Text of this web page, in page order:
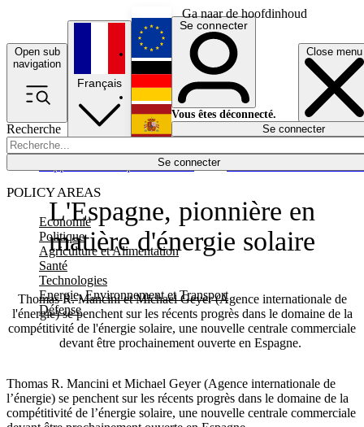
Ga naar de hoofdinhoud
Open sub
navigation
Close menu
Recherche
Se connecter
POLICY AREAS
Economie
Politique
Agriculture et Alimentation
Santé
Technologies
Energie, Environnement et Transport
Défense
Économie
Français
English
Deutsch
Español
Se connecter
Vous êtes déconnecté.
Se connecter
L'Espagne, pionnière en
matière d'énergie solaire
Thomas R. Mancini et Michael Geyer (Agence internationale de
l'énergie) se penchent sur les récents progrès dans le domaine de la
compétitivité de l'énergie solaire, une nouvelle centrale commerciale
devant être prochainement ouverte en Espagne.
Thomas R. Mancini et Michael Geyer (Agence internationale de
l’énergie) se penchent sur les récents progrès dans le domaine de la
compétitivité de l’énergie solaire, une nouvelle centrale commerciale